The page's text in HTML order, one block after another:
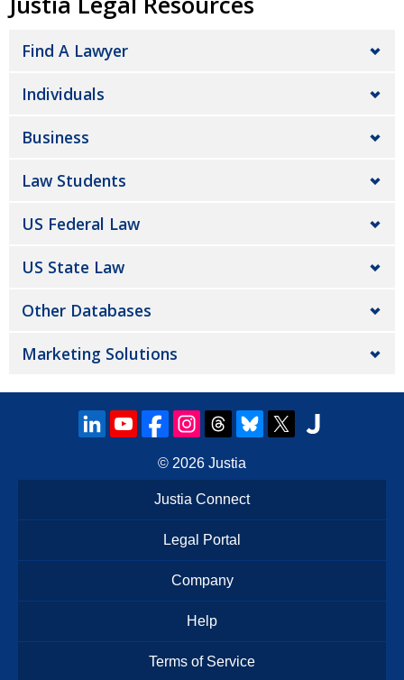
Find A Lawyer
Individuals
Business
Law Students
US Federal Law
US State Law
Other Databases
Marketing Solutions
© 2026 Justia
Justia Connect
Legal Portal
Company
Help
Terms of Service